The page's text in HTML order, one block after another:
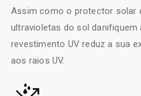
Assim como o protector solar
ultravioletas do sol danifiquem
revestimento UV reduz a sua
aos raios UV.